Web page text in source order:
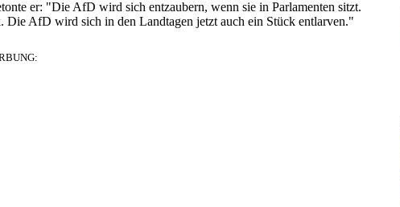
er: "Die AfD wird sich entzaubern, wenn sie in Parlamenten sitzt.
AfD wird sich in den Landtagen jetzt auch ein Stück entlarven."